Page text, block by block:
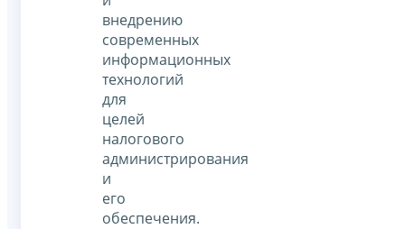
внедрению
современных
информационных
технологий
для
целей
налогового
администрирования
и
его
обеспечения.